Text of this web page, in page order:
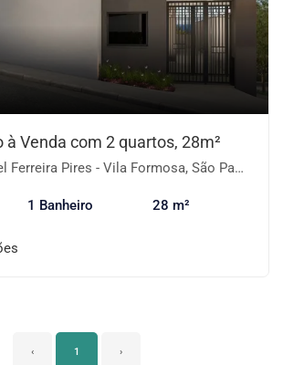
Venda com 2 quartos, 28m²
Pires - Vila Formosa, São Paulo-SP
1 Banheiro 28 m²
‹ 1 ›